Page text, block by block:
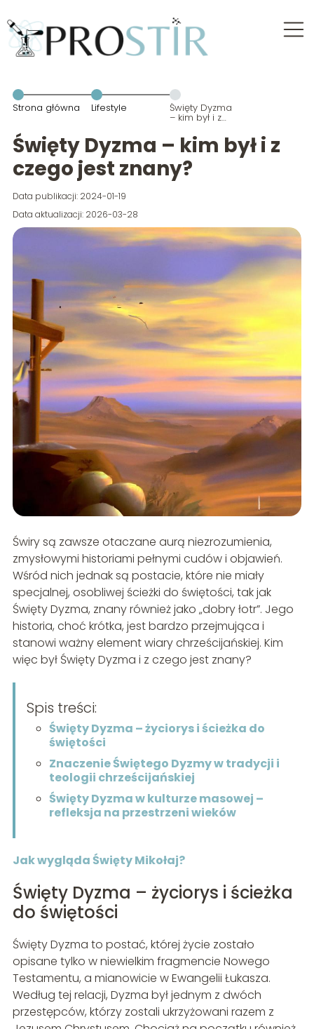
Strona główna Lifestyle Święty Dyzma
– kim był i z
czego jest
znany?
Święty Dyzma – kim był i z
czego jest znany?
Data publikacji: 2024-01-19
Data aktualizacji: 2026-03-28
Świry są zawsze otaczane aurą niezrozumienia,
zmysłowymi historiami pełnymi cudów i objawień.
Wśród nich jednak są postacie, które nie miały
specjalnej, osobliwej ścieżki do świętości, tak jak
Święty Dyzma, znany również jako „dobry łotr”. Jego
historia, choć krótka, jest bardzo przejmująca i
stanowi ważny element wiary chrześcijańskiej. Kim
więc był Święty Dyzma i z czego jest znany?
Spis treści:
Święty Dyzma – życiorys i ścieżka do
świętości
Znaczenie Świętego Dyzmy w tradycji i
teologii chrześcijańskiej
Święty Dyzma w kulturze masowej –
refleksja na przestrzeni wieków
Jak wygląda Święty Mikołaj?
Święty Dyzma – życiorys i ścieżka
do świętości
Święty Dyzma to postać, której życie zostało
opisane tylko w niewielkim fragmencie Nowego
Testamentu, a mianowicie w Ewangelii Łukasza.
Według tej relacji, Dyzma był jednym z dwóch
przestępców, którzy zostali ukrzyżowani razem z